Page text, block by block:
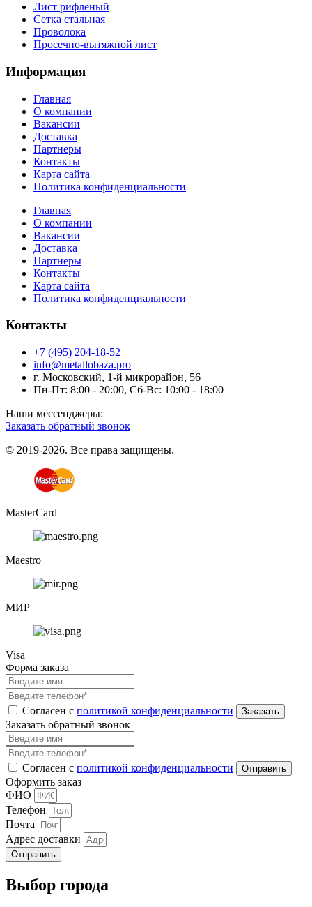
Лист рифленый
Сетка стальная
Проволока
Просечно-вытяжной лист
Информация
Главная
О компании
Вакансии
Доставка
Партнеры
Контакты
Карта сайта
Политика конфиденциальности
Главная
О компании
Вакансии
Доставка
Партнеры
Контакты
Карта сайта
Политика конфиденциальности
Контакты
+7 (495) 204-18-52
info@metallobaza.pro
г. Московский, 1-й микрорайон, 56
Пн-Пт: 8:00 - 20:00, Сб-Вс: 10:00 - 18:00
Наши мессенджеры:
Заказать обратный звонок
© 2019-2026. Все права защищены.
MasterCard
Maestro
МИР
Visa
Форма заказа
Согласен с политикой конфиденциальности
Заказать обратный звонок
Согласен с политикой конфиденциальности
Оформить заказ
ФИО
Телефон
Почта
Адрес доставки
Отправить
Выбор города